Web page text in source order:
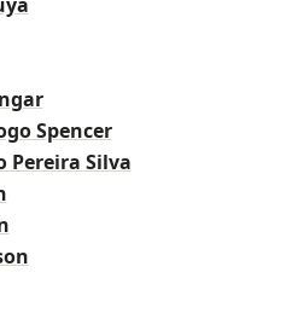
Spencer
Pereira Silva